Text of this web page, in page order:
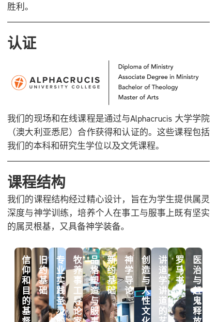
胜利。
认证
我们的现场和在线课程是通过与Alphacrucis 大学学院
（澳大利亚悉尼）合作获得和认证的。这些课程包括
我们的本科和研究生学位以及文凭课程。
课程结构
我们的课程结构经过精心设计，旨在为学生提供属灵
深度与神学训练，培养个人在事工与服事上既有坚实
的属灵根基，又具备神学装备。
信
仰
和
目
的：
基
旧
约
基
础
专
业
实
践：
圣
灵
牧
养
事
工
导
论：
品
格
塑
造
与
服
新
约
基
础
神
学
导
论
创
造
与
人
性：
文
讲
道
学：
讲
道
的
罗
马
书
医
治
与
赶
鬼
释